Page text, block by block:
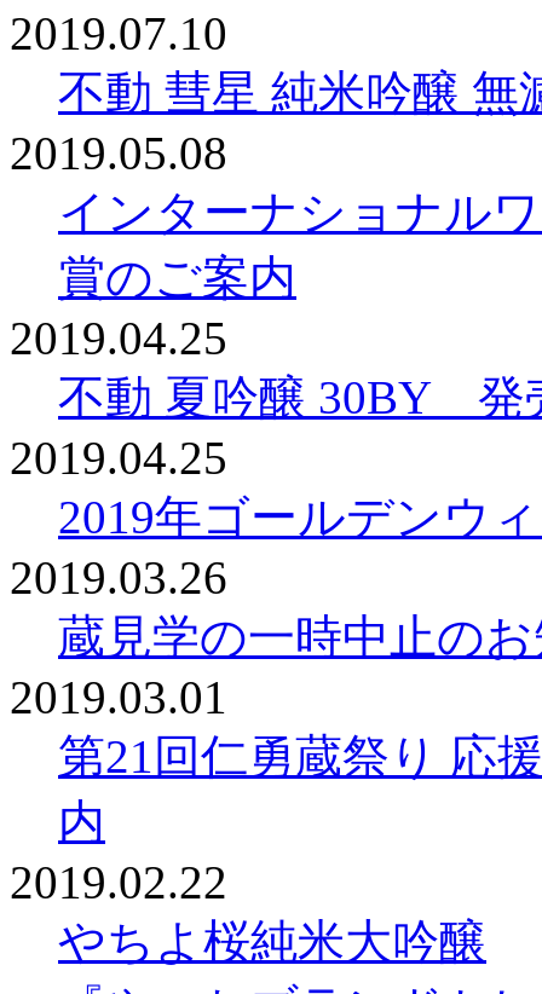
2019.07.10
不動 彗星 純米吟醸 無
2019.05.08
インターナショナル
賞のご案内
2019.04.25
不動 夏吟醸 30BY 発
2019.04.25
2019年ゴールデンウ
2019.03.26
蔵見学の一時中止の
2019.03.01
第21回仁勇蔵祭り 応
内
2019.02.22
やちよ桜純米大吟醸